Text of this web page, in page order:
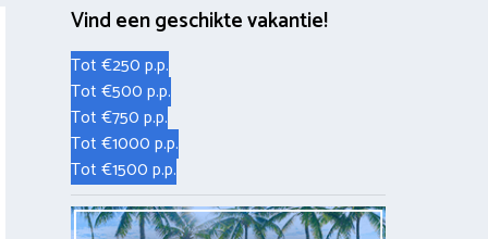
Vind een geschikte vakantie!
Tot €250 p.p.
Tot €500 p.p.
Tot €750 p.p.
Tot €1000 p.p.
Tot €1500 p.p.